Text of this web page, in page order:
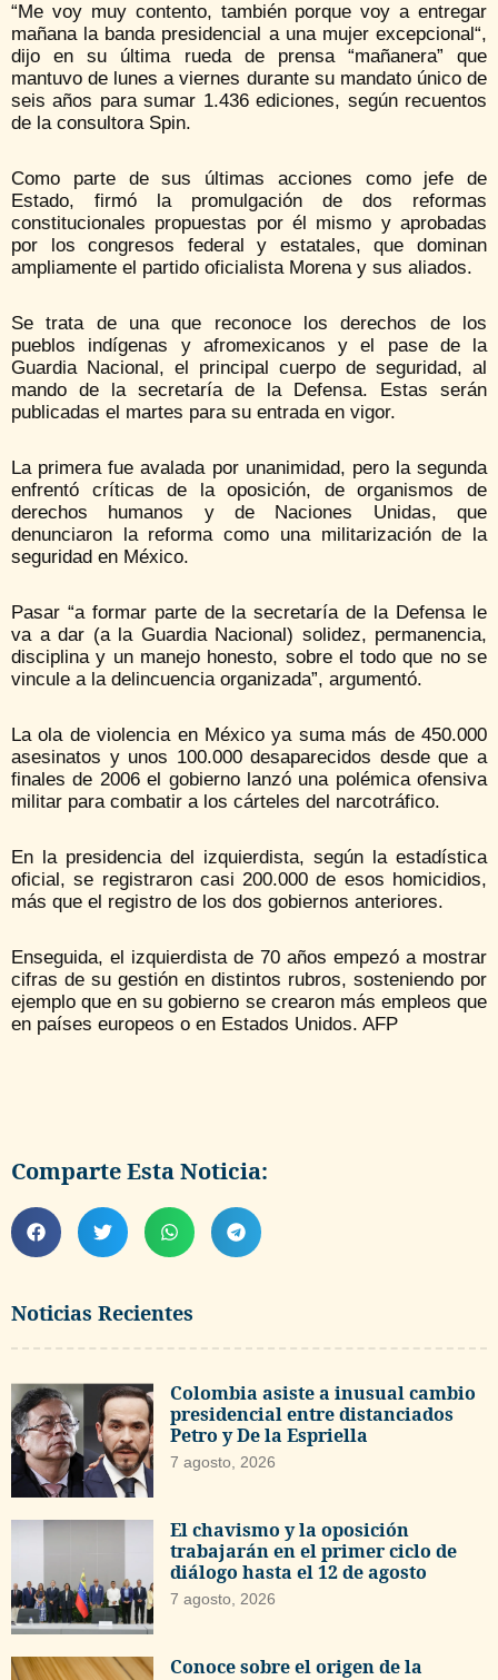
Noticias Recientes
Colombia asiste a inusual cambio
presidencial entre distanciados
Petro y De la Espriella
7 agosto, 2026
El chavismo y la oposición
trabajarán en el primer ciclo de
diálogo hasta el 12 de agosto
7 agosto, 2026
Conoce sobre el origen de la
“Me voy muy contento, también porque voy a entregar
mañana la banda presidencial a una mujer excepcional“,
dijo en su última rueda de prensa “mañanera” que
mantuvo de lunes a viernes durante su mandato único de
seis años para sumar 1.436 ediciones, según recuentos
de la consultora Spin.
Como parte de sus últimas acciones como jefe de
Estado, firmó la promulgación de dos reformas
constitucionales propuestas por él mismo y aprobadas
por los congresos federal y estatales, que dominan
ampliamente el partido oficialista Morena y sus aliados.
Se trata de una que reconoce los derechos de los
pueblos indígenas y afromexicanos y el pase de la
Guardia Nacional, el principal cuerpo de seguridad, al
mando de la secretaría de la Defensa. Estas serán
publicadas el martes para su entrada en vigor.
La primera fue avalada por unanimidad, pero la segunda
enfrentó críticas de la oposición, de organismos de
derechos humanos y de Naciones Unidas, que
denunciaron la reforma como una militarización de la
seguridad en México.
Pasar “a formar parte de la secretaría de la Defensa le
va a dar (a la Guardia Nacional) solidez, permanencia,
disciplina y un manejo honesto, sobre el todo que no se
vincule a la delincuencia organizada”, argumentó.
La ola de violencia en México ya suma más de 450.000
asesinatos y unos 100.000 desaparecidos desde que a
finales de 2006 el gobierno lanzó una polémica ofensiva
militar para combatir a los cárteles del narcotráfico.
En la presidencia del izquierdista, según la estadística
oficial, se registraron casi 200.000 de esos homicidios,
más que el registro de los dos gobiernos anteriores.
Enseguida, el izquierdista de 70 años empezó a mostrar
cifras de su gestión en distintos rubros, sosteniendo por
ejemplo que en su gobierno se crearon más empleos que
en países europeos o en Estados Unidos. AFP
Comparte Esta Noticia: